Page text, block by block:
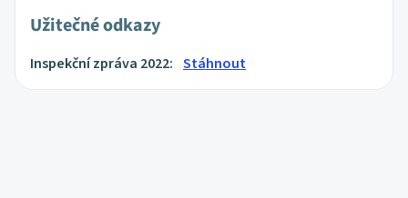
Užitečné odkazy
Inspekční zpráva 2022: Stáhnout